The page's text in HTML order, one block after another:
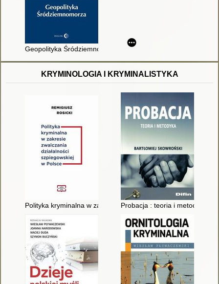
Geopolityka Śródziemnomorza
KRYMINOLOGIA I KRYMINALISTYKA
Polityka kryminalna w zakresie zwalczania działalności
Probacja : teoria i metodyka